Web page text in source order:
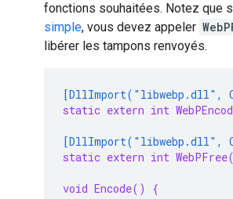
fonctions souhaitées. Notez que
simple, vous devez appeler
libérer les tampons renvoyés.
[DllImport("libwebp.dll",
static extern int
[DllImport("libwebp.dll",
static extern int
void Encode() {